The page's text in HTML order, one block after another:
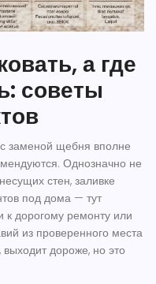
а где
советы
с заменой щебня вполне
Однозначно не
стен, заливке
под дома — тут
дорогому ремонту или
из проверенного места
дороже, но это